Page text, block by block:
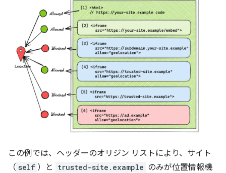
この例では、ヘッダーのオリジン リストにより、サイト
（ self ）と trusted-site.example のみが位置情報機